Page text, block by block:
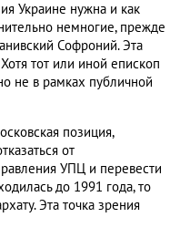
Украине нужна и как
немногие, прежде
Софроний. Эта
тот или иной епископ
не в рамках публичной
позиция,
от
УПЦ и перевести
до 1991 года, то
Эта точка зрения